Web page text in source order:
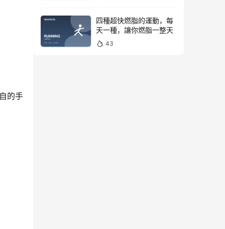
的手
四種超快燃脂的運動，每
天一種，讓你燃脂一整天
43